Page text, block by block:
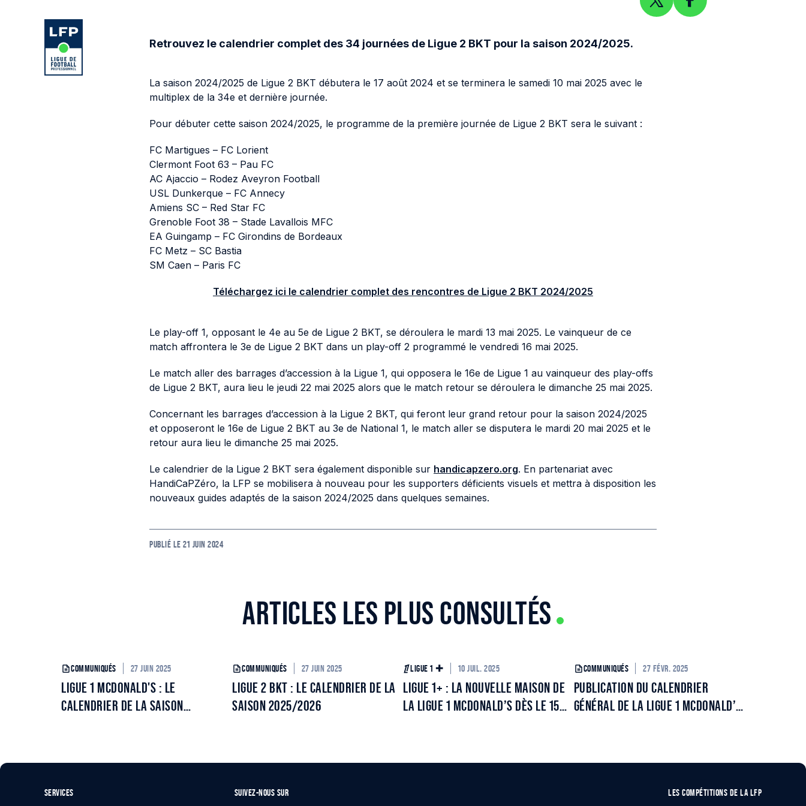
PARTAGER SUR TWITTERPARTAGEZ SUR FACEBOOK
Retrouvez le calendrier complet des 34 journées de Ligue 2 BKT pour la saison 2024/2025.
La saison 2024/2025 de Ligue 2 BKT débutera le 17 août 2024 et se terminera le samedi 10 mai 2025 avec le
multiplex de la 34e et dernière journée.
Pour débuter cette saison 2024/2025, le programme de la première journée de Ligue 2 BKT sera le suivant :
FC Martigues – FC Lorient
Clermont Foot 63 – Pau FC
AC Ajaccio – Rodez Aveyron Football
USL Dunkerque – FC Annecy
Amiens SC – Red Star FC
Grenoble Foot 38 – Stade Lavallois MFC
EA Guingamp – FC Girondins de Bordeaux
FC Metz – SC Bastia
SM Caen – Paris FC
Téléchargez ici le calendrier complet des rencontres de Ligue 2 BKT 2024/2025
Le play-off 1, opposant le 4e au 5e de Ligue 2 BKT, se déroulera le mardi 13 mai 2025. Le vainqueur de ce
match affrontera le 3e de Ligue 2 BKT dans un play-off 2 programmé le vendredi 16 mai 2025.
Le match aller des barrages d’accession à la Ligue 1, qui opposera le 16e de Ligue 1 au vainqueur des play-offs
de Ligue 2 BKT, aura lieu le jeudi 22 mai 2025 alors que le match retour se déroulera le dimanche 25 mai 2025.
Concernant les barrages d’accession à la Ligue 2 BKT, qui feront leur grand retour pour la saison 2024/2025
et opposeront le 16e de Ligue 2 BKT au 3e de National 1, le match aller se disputera le mardi 20 mai 2025 et le
retour aura lieu le dimanche 25 mai 2025.
Le calendrier de la Ligue 2 BKT sera également disponible sur handicapzero.org. En partenariat avec
HandiCaPZéro, la LFP se mobilisera à nouveau pour les supporters déficients visuels et mettra à disposition les
nouveaux guides adaptés de la saison 2024/2025 dans quelques semaines.
PUBLIÉ LE 21 JUIN 2024
ARTICLES LES PLUS CONSULTÉS
COMMUNIQUÉS
LIGUE 1 MCDONALD'S : LE
CALENDRIER DE LA SAISON
27 JUIN 2025 COMMUNIQUÉS
LIGUE 2 BKT : LE CALENDRIER DE LA
SAISON 2025/2026
27 JUIN 2025 LIGUE 1 ✚
LIGUE 1+ : LA NOUVELLE MAISON DE
LA LIGUE 1 MCDONALD’S DÈS LE 15
10 JUIL. 2025 COMMUNIQUÉS
PUBLICATION DU CALENDRIER
GÉNÉRAL DE LA LIGUE 1 MCDONALD’S
27 FÉVR. 2025
SERVICES SUIVEZ-NOUS SUR LES COMPÉTITIONS DE LA LFP